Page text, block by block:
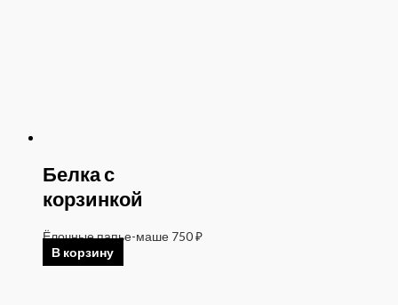
Белка с
корзинкой
Ёлочные папье-маше 750₽
В корзину